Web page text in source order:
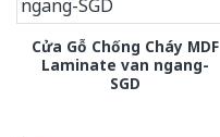
Cửa Gỗ Chống Cháy MDF
Laminate van ngang-
SGD